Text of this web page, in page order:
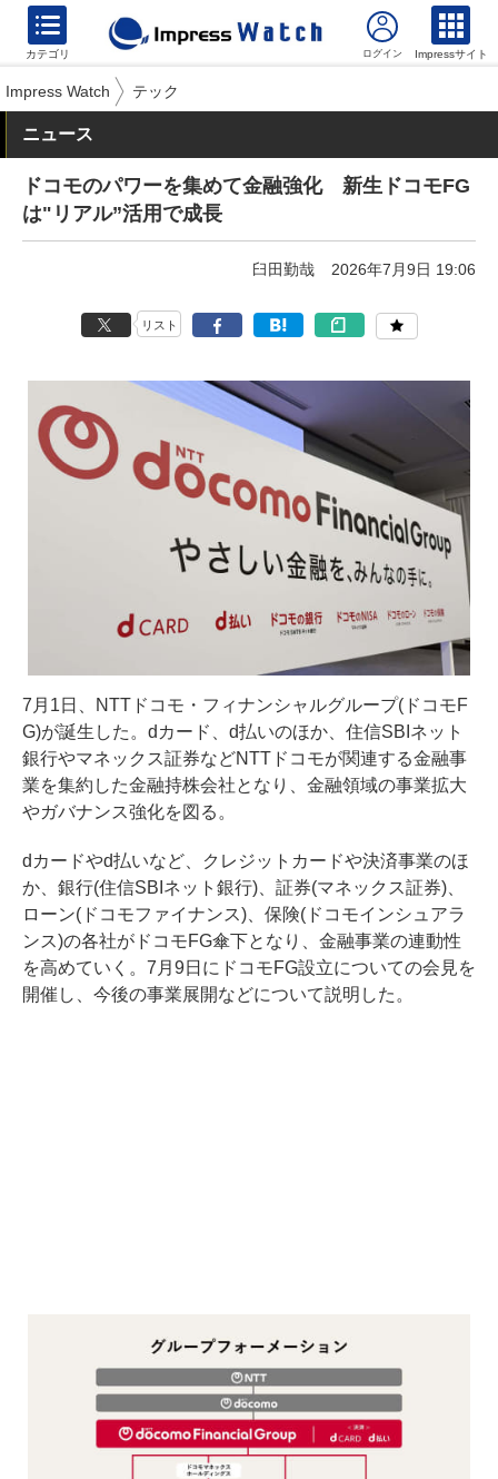
カテゴリ Impressサイト
Impress Watch テック
ニュース
ドコモのパワーを集めて金融強化 新生ドコモFG
は"リアル”活用で成長
臼田勤哉 2026年7月9日 19:06
リスト
7月1日、NTTドコモ・フィナンシャルグループ(ドコモF
G)が誕生した。dカード、d払いのほか、住信SBIネット
銀行やマネックス証券などNTTドコモが関連する金融事
業を集約した金融持株会社となり、金融領域の事業拡大
やガバナンス強化を図る。
dカードやd払いなど、クレジットカードや決済事業のほ
か、銀行(住信SBIネット銀行)、証券(マネックス証券)、
ローン(ドコモファイナンス)、保険(ドコモインシュアラ
ンス)の各社がドコモFG傘下となり、金融事業の連動性
を高めていく。7月9日にドコモFG設立についての会見を
開催し、今後の事業展開などについて説明した。